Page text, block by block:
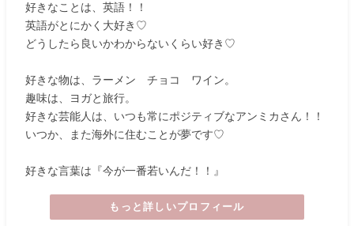
好きなことは、英語！！
英語がとにかく大好き♡
どうしたら良いかわからないくらい好き♡
好きな物は、ラーメン チョコ ワイン。
趣味は、ヨガと旅行。
好きな芸能人は、いつも常にポジティブなアンミカさん！！
いつか、また海外に住むことが夢です♡
好きな言葉は『今が一番若いんだ！！』
もっと詳しいプロフィール